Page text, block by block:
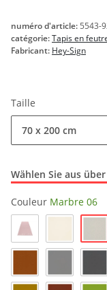
numéro d'article: 5543-
catégorie:Tapis en
Fabricant: Hey-Sign
Taille
70 x 200 cm
Wählen Sie aus
Couleur Marbre 06
Powder_51
Blanc
Noyer 29Gris clair